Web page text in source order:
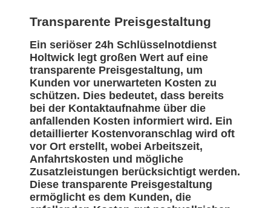
Transparente Preisgestaltung
Ein seriöser 24h Schlüsselnotdienst
Holtwick legt großen Wert auf eine
transparente Preisgestaltung, um
Kunden vor unerwarteten Kosten zu
schützen. Dies bedeutet, dass bereits
bei der Kontaktaufnahme über die
anfallenden Kosten informiert wird. Ein
detaillierter Kostenvoranschlag wird oft
vor Ort erstellt, wobei Arbeitszeit,
Anfahrtskosten und mögliche
Zusatzleistungen berücksichtigt werden.
Diese transparente Preisgestaltung
ermöglicht es dem Kunden, die